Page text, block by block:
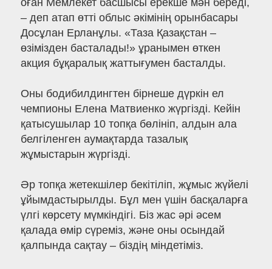
оған Мемлекет басшысы ерекше мән береді,
– деп атап өтті облыс әкімінің орынбасары
Досұлан Ерланұлы. «Таза Қазақстан –
өзімізден басталады!» ұранымен өткен
акция бұқаралық жаттығумен басталды.
Оны бодибилдингтен бірнеше дүркін ел
чемпионы Елена Матвиенко жүргізді. Кейін
қатысушылар 10 топқа бөлініп, алдын ала
белгіленген аумақтарда тазалық
жұмыстарын жүргізді.
Әр топқа жетекшілер бекітіліп, жұмыс жүйелі
ұйымдастырылды. Бұл мен үшін басқаларға
үлгі көрсету мүмкіндігі. Біз жас әрі әсем
қалада өмір сүреміз, және оны осындай
қалпында сақтау – біздің міндетіміз.